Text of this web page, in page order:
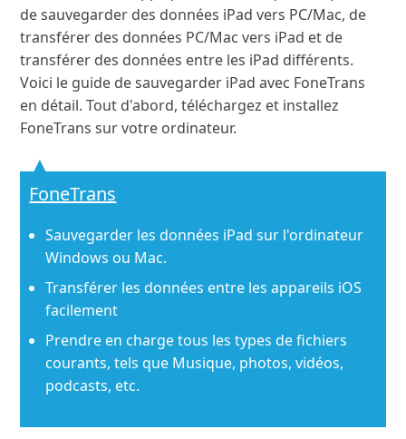
de sauvegarder des données iPad vers PC/Mac, de
transférer des données PC/Mac vers iPad et de
transférer des données entre les iPad différents.
Voici le guide de sauvegarder iPad avec FoneTrans
en détail. Tout d'abord, téléchargez et installez
FoneTrans sur votre ordinateur.
FoneTrans
Sauvegarder les données iPad sur l'ordinateur
Windows ou Mac.
Transférer les données entre les appareils iOS
facilement
Prendre en charge tous les types de fichiers
courants, tels que Musique, photos, vidéos,
podcasts, etc.